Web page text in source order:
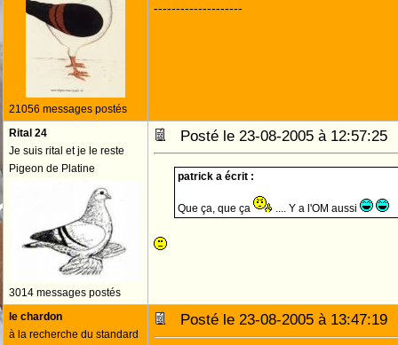
21056 messages postés
--------------------
Rital 24
Je suis rital et je le reste
Pigeon de Platine
3014 messages postés
Posté le 23-08-2005 à
patrick a écrit :
Que ça, que ça .... Y a l'OM aussi
le chardon
à la recherche du standard
Posté le 23-08-2005 à